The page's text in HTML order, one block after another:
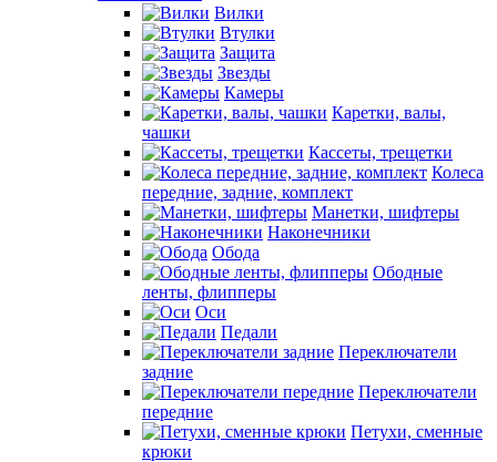
Вилки
Втулки
Защита
Звезды
Камеры
Каретки, валы,
чашки
Кассеты, трещетки
Колеса
передние, задние, комплект
Манетки, шифтеры
Наконечники
Обода
Ободные
ленты, флипперы
Оси
Педали
Переключатели
задние
Переключатели
передние
Петухи, сменные
крюки